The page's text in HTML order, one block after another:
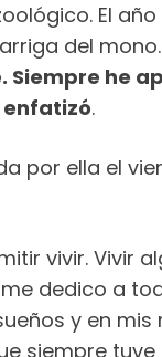
El
del
Siempre he
enfatizó.
por ella el
vivir. Vivir
dedico a
y en
siempre